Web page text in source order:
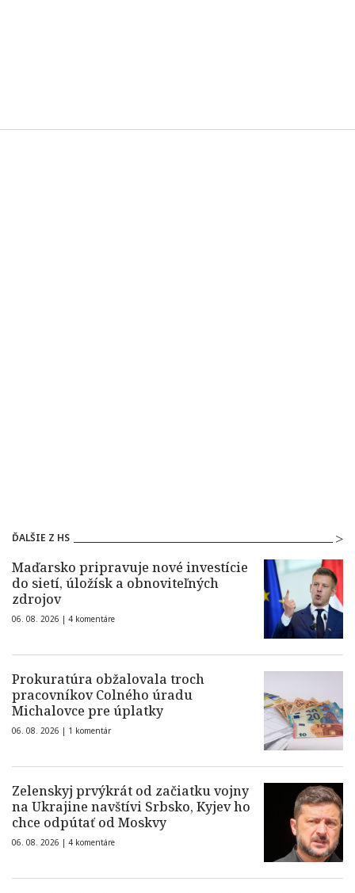
ĎALŠIE Z HS
Maďarsko pripravuje nové investície
do sietí, úložísk a obnoviteľných
zdrojov
06. 08. 2026 | 4 komentáre
Prokuratúra obžalovala troch
pracovníkov Colného úradu
Michalovce pre úplatky
06. 08. 2026 | 1 komentár
Zelenskyj prvýkrát od začiatku vojny
na Ukrajine navštívi Srbsko, Kyjev ho
chce odpútať od Moskvy
06. 08. 2026 | 4 komentáre